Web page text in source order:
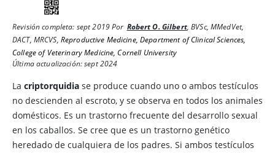
Revisión completa: sept 2019Por Robert O. Gilbert,BVSc, MMedVet,
DACT, MRCVS, Reproductive Medicine, Department of Clinical Sciences,
College of Veterinary Medicine, Cornell University
Última actualización: sept 2024
La criptorquidia se produce cuando uno o ambos testículos
no descienden al escroto, y se observa en todos los animales
domésticos. Es un trastorno frecuente del desarrollo sexual
en los caballos. Se cree que es un trastorno genético
heredado de cualquiera de los padres. Si ambos testículos